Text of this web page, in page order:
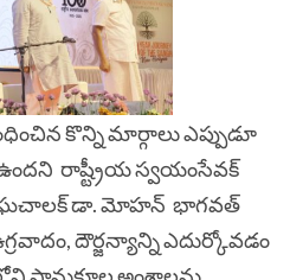
కొన్ని మార్గాలు ఎప్పుడూ
రాష్ట్రీయ స్వయంసేవక్
డా. మోహన్ భాగవత్
దౌర్జన్యాన్ని ఎదుర్కోవడం
సానుకూల అంశాలను